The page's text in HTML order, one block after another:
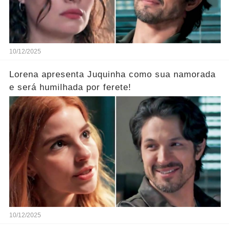
10/12/2025
Lorena apresenta Juquinha como sua namorada
e será humilhada por ferete!
10/12/2025